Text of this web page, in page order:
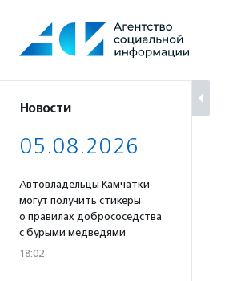
содержанию
Новости
05.08.2026
Автовладельцы Камчатки
могут получить стикеры
о правилах добрососедства
с бурыми медведями
18:02